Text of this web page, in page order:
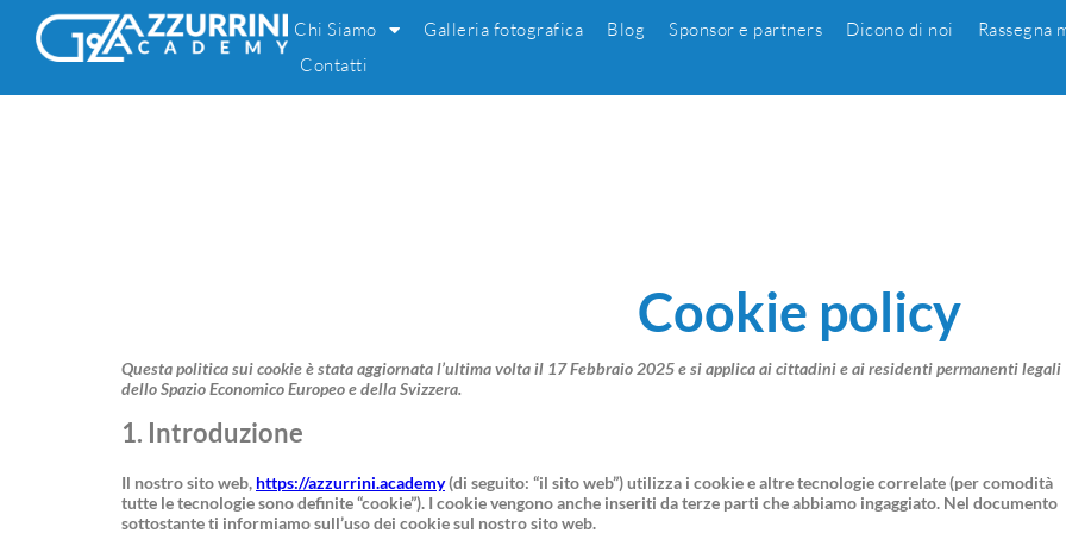
Chi Siamo Galleria fotografica Blog Sponsor e partners Dicono di noi Rassegna
Contatti
Cookie policy
Questa politica sui cookie è stata aggiornata l’ultima volta il 17 Febbraio 2025 e si applica ai cittadini e ai residenti permanenti legali
dello Spazio Economico Europeo e della Svizzera.
1. Introduzione
Il nostro sito web, https://azzurrini.academy(di seguito: “il sito web”) utilizza i cookie e altre tecnologie correlate (per comodità
tutte le tecnologie sono definite “cookie”). I cookie vengono anche inseriti da terze parti che abbiamo ingaggiato. Nel documento
sottostante ti informiamo sull’uso dei cookie sul nostro sito web.